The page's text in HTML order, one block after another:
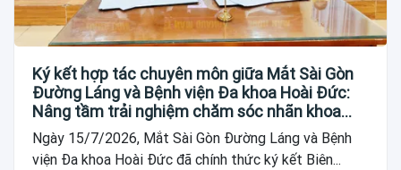
Ký kết hợp tác chuyên môn giữa Mắt Sài Gòn
Đường Láng và Bệnh viện Đa khoa Hoài Đức:
Nâng tầm trải nghiệm chăm sóc nhãn khoa
cho người dân
Ngày 15/7/2026, Mắt Sài Gòn Đường Láng và Bệnh
viện Đa khoa Hoài Đức đã chính thức ký kết Biên...